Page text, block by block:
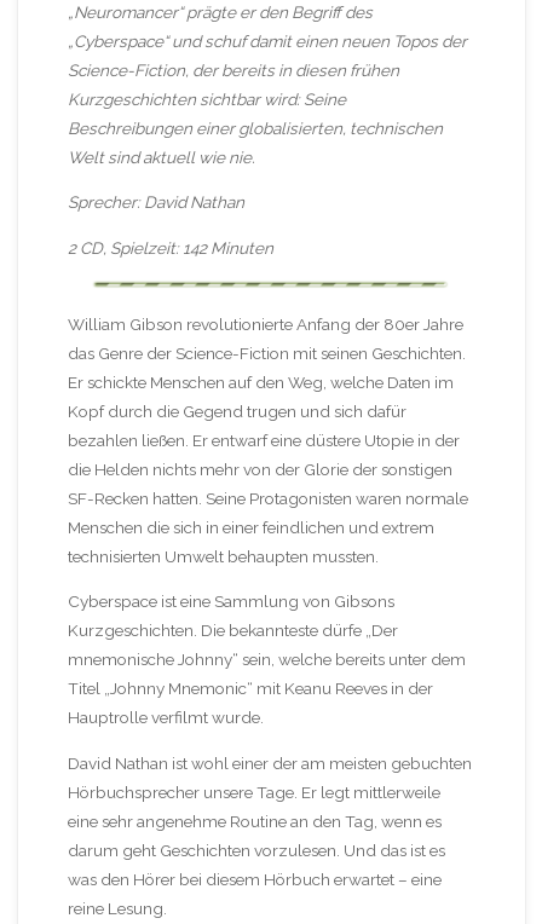
„Neuromancer“ prägte er den Begriff des
„Cyberspace“ und schuf damit einen neuen Topos der
Science-Fiction, der bereits in diesen frühen
Kurzgeschichten sichtbar wird: Seine
Beschreibungen einer globalisierten, technischen
Welt sind aktuell wie nie.
Sprecher: David Nathan
2 CD, Spielzeit: 142 Minuten
William Gibson revolutionierte Anfang der 80er Jahre
das Genre der Science-Fiction mit seinen Geschichten.
Er schickte Menschen auf den Weg, welche Daten im
Kopf durch die Gegend trugen und sich dafür
bezahlen ließen. Er entwarf eine düstere Utopie in der
die Helden nichts mehr von der Glorie der sonstigen
SF-Recken hatten. Seine Protagonisten waren normale
Menschen die sich in einer feindlichen und extrem
technisierten Umwelt behaupten mussten.
Cyberspace ist eine Sammlung von Gibsons
Kurzgeschichten. Die bekannteste dürfe „Der
mnemonische Johnny“ sein, welche bereits unter dem
Titel „Johnny Mnemonic“ mit Keanu Reeves in der
Hauptrolle verfilmt wurde.
David Nathan ist wohl einer der am meisten gebuchten
Hörbuchsprecher unsere Tage. Er legt mittlerweile
eine sehr angenehme Routine an den Tag, wenn es
darum geht Geschichten vorzulesen. Und das ist es
was den Hörer bei diesem Hörbuch erwartet – eine
reine Lesung.